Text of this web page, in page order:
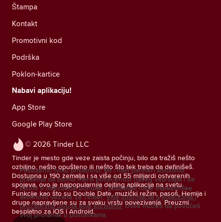
© 2026 Tinder LLC
Tinder je mesto gde veze zaista počinju, bilo da tražiš nešto
ozbiljno, nešto opušteno ili nešto što tek treba da definišeš.
Dostupna u 190 zemalja i sa više od 55 milijardi ostvarenih
spojeva, ovo je najpopularnija dejting aplikacija na svetu.
Funkcije kao što su Double Date, muzički režim, pasoš, Hemija i
druge napravljene su za svaku vrstu povezivanja. Preuzmi
besplatno za iOS i Android.
Štampa
Kontakt
Promotivni kod
Podrška
Poklon-kartice
Nabavi aplikaciju!
App Store
Google Play Store
Poštujemo tvoju privatnost. Mi i naši partneri koristimo
praćenja da bismo merili posećenost našeg veb-sajta i da
bismo ti obezbedili ponude i poboljšali naše marketinške
aktivnosti vezane za Tinder. Više informacija o kolačićima i
pružaocima usluga koje koristimo. Uvek možeš da povučeš
svoj pristanak u postavkama.